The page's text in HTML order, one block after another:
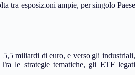
tra esposizioni ampie, per singolo Paese
5,5 miliardi di euro, e verso gli industriali,
le strategie tematiche, gli ETF legati